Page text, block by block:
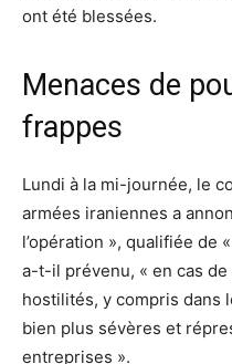
ont été blessées.
Menaces de
frappes
Lundi à la mi-journée, le
armées iraniennes a
l’opération », qualifiée de
a-t-il prévenu, « en cas
hostilités, y compris dans
bien plus sévères et
entreprises ».